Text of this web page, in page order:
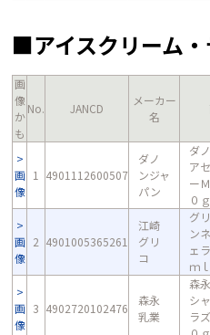
■アイスクリーム
画
像
か
も
No. JANCD
メーカー
名
画
像
1 4901112600507
ダノ
ンジャ
パン
ダ
ア
ー
０
画
像
2 4901005365261
江崎
グリ
コ
グ
ン
ェ
ｍｌ
画
像
3 4902720102476
森永
乳業
森
シ
ラ